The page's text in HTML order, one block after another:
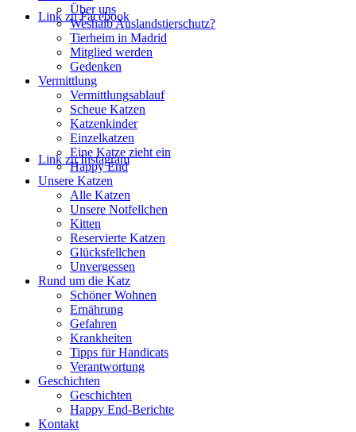
Link zu Facebook
Link zu Instagram
Über uns
Weshalb Auslandstierschutz?
Tierheim in Madrid
Mitglied werden
Gedenken
Vermittlung
Vermittlungsablauf
Scheue Katzen
Katzenkinder
Einzelkatzen
Eine Katze zieht ein
Happy End
Unsere Katzen
Alle Katzen
Unsere Notfellchen
Kitten
Reservierte Katzen
Glücksfellchen
Unvergessen
Rund um die Katz
Schöner Wohnen
Ernährung
Gefahren
Krankheiten
Tipps für Handicats
Verantwortung
Geschichten
Geschichten
Happy End-Berichte
Kontakt